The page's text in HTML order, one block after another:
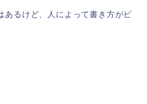
あるけど、人によって書き方がビ